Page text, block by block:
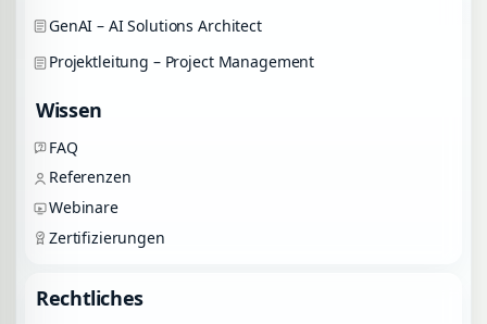
GenAI – AI Solutions Architect
Projektleitung – Project Management
Wissen
FAQ
Referenzen
Webinare
Zertifizierungen
Rechtliches